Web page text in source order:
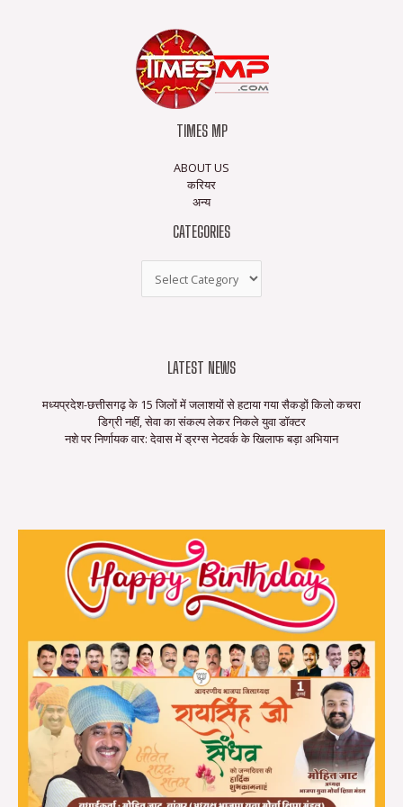
TIMES MP
ABOUT US
करियर
अन्य
CATEGORIES
LATEST NEWS
मध्यप्रदेश-छत्तीसगढ़ के 15 जिलों में जलाशयों से हटाया गया सैकड़ों किलो कचरा
डिग्री नहीं, सेवा का संकल्प लेकर निकले युवा डॉक्टर
नशे पर निर्णायक वार: देवास में ड्रग्स नेटवर्क के खिलाफ बड़ा अभियान